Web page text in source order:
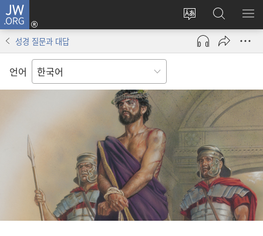
JW.ORG
사이트
언어
변경
로그인
(새로운
열기)
JW.ORG
검색
메
성경 질문과 대답
언어